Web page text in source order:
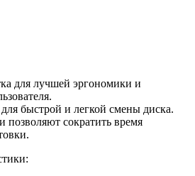
для лучшей эргономики и
быстрой и легкой смены диска.
сократить время